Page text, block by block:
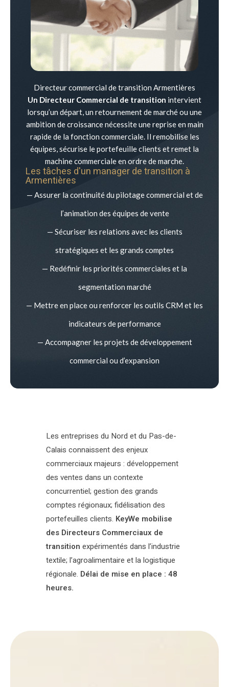
Directeur commercial de transition Armentières
Un Directeur Commercial de transition intervient
lorsqu’un départ, un retournement de marché ou une
ambition de croissance nécessite une reprise en main
rapide de la fonction commerciale. Il remobilise les
équipes, sécurise le portefeuille clients et remet la
machine commerciale en ordre de marche.
Les tâches d'un manager de transition à
Armentières
— Assurer la continuité du pilotage commercial et de
l’animation des équipes de vente
— Sécuriser les relations avec les clients
stratégiques et les grands comptes
— Redéfinir les priorités commerciales et la
segmentation marché
— Mettre en place ou renforcer les outils CRM et les
indicateurs de performance
— Accompagner les projets de développement
commercial ou d’expansion
Les entreprises du Nord et du Pas-de-
Calais connaissent des enjeux
commerciaux majeurs : développement
des ventes dans un contexte
concurrentiel; gestion des grands
comptes régionaux; fidélisation des
portefeuilles clients. KeyWe mobilise
des Directeurs Commerciaux de
transition expérimentés dans l’industrie
textile; l’agroalimentaire et la logistique
régionale. Délai de mise en place : 48
heures.